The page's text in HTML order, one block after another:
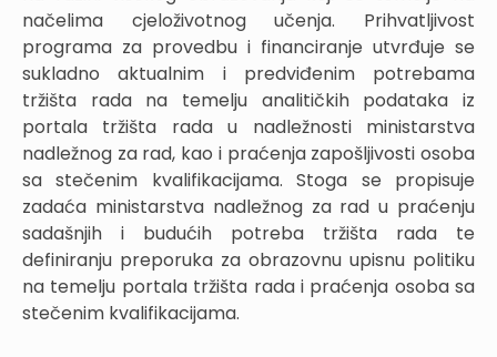
načelima cjeloživotnog učenja. Prihvatljivost
programa za provedbu i financiranje utvrđuje se
sukladno aktualnim i predviđenim potrebama
tržišta rada na temelju analitičkih podataka iz
portala tržišta rada u nadležnosti ministarstva
nadležnog za rad, kao i praćenja zapošljivosti osoba
sa stečenim kvalifikacijama. Stoga se propisuje
zadaća ministarstva nadležnog za rad u praćenju
sadašnjih i budućih potreba tržišta rada te
definiranju preporuka za obrazovnu upisnu politiku
na temelju portala tržišta rada i praćenja osoba sa
stečenim kvalifikacijama.